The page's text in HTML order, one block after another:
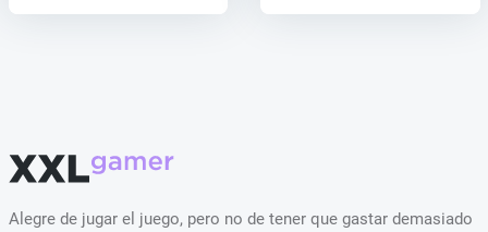
Alegre de jugar el juego, pero no de tener que gastar demasiado